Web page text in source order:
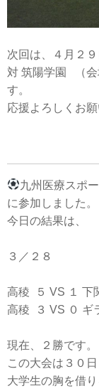
次回は、４月２９
対 筑陽学園 （会
す。
応援よろしくお願
九州医療スポ
に参加しました。
今日の結果は、
３／２８
高稜 ５ VS １ 下
高稜 ３ VS ０ ギ
現在、２勝です。
この大会は３０日
大学生の胸を借